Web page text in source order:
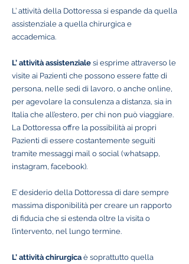
L’ attività della Dottoressa si espande da quella
assistenziale a quella chirurgica e
accademica.
L’ attività assistenziale si esprime attraverso le
visite ai Pazienti che possono essere fatte di
persona, nelle sedi di lavoro, o anche online,
per agevolare la consulenza a distanza, sia in
Italia che all’estero, per chi non può viaggiare.
La Dottoressa offre la possibilità ai propri
Pazienti di essere costantemente seguiti
tramite messaggi mail o social (whatsapp,
instagram, facebook).
E’ desiderio della Dottoressa di dare sempre
massima disponibilità per creare un rapporto
di fiducia che si estenda oltre la visita o
l’intervento, nel lungo termine.
L’ attività chirurgica è soprattutto quella